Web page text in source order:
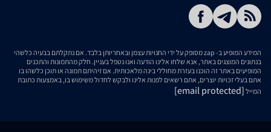
המידע המופיע ב- zap מסופק על ידי החנויות עצמן ובאחריותן בלבד. אם נתקלתם בבעיה כלשהי
בנתונים המוצגים באתר, אנא שלחו אלינו הודעה ואנו נטפל בעניין. חלק מהתמונות והתכנים
המופיעים באתר זה הוכנו בעזרת מחוללי בינה מלאכותית. אם זיהיתם תמונה או תוכן כלשהו בו
אתם בעלי זכויות יוצרים, אתם רשאים לפנות אלינו ולבקש לחדול משימוש בו, באמצעות כתובת
המייל [email protected]